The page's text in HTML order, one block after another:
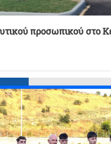
προσωπικού στο